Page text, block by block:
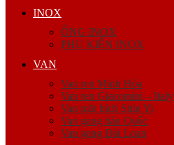
INOX
ỐNG INOX
PHỤ KIỆN INOX
VAN
Van ren Minh Hòa
Van ren Giacomini – Italy
Van mặt bích Shin Yi
Van gang hàn Quốc
Van gang Đài Loan